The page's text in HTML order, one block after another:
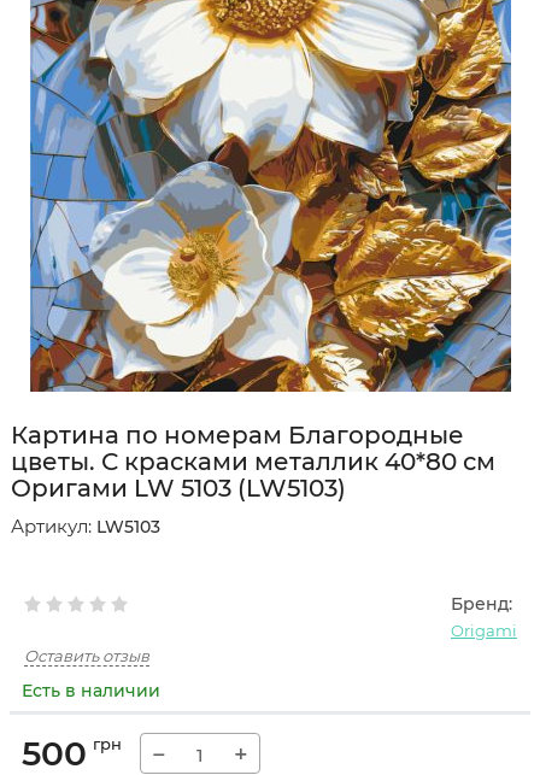
Картина по номерам Благородные
цветы. С красками металлик 40*80 см
Оригами LW 5103 (LW5103)
Артикул: LW5103
Бренд:
Origami
Оставить отзыв
Есть в наличии
500 грн − +